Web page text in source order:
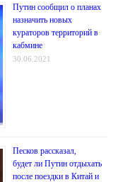
Путин сообщил о планах
назначить новых
кураторов территорий в
кабмине
30.06.2021
Песков рассказал,
будет ли Путин отдыхать
после поездки в Китай и